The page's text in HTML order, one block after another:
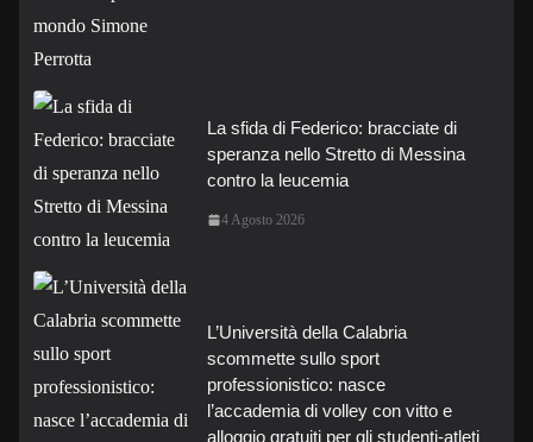
La sfida di Federico: bracciate di
speranza nello Stretto di Messina
contro la leucemia
4 Agosto 2026
L’Università della Calabria
scommette sullo sport
professionistico: nasce
l’accademia di volley con vitto e
alloggio gratuiti per gli studenti-atleti